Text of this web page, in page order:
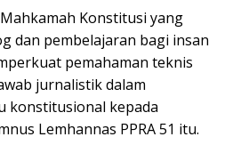
Konstitusi yang
dan pembelajaran bagi insan
pemahaman teknis
jurnalistik dalam
konstitusional kepada
Lemhannas PPRA 51 itu.